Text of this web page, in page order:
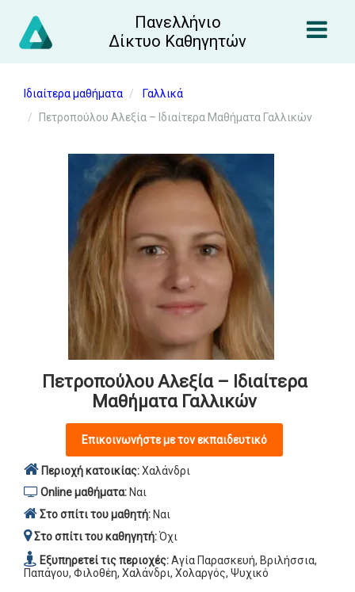
Πανελλήνιο
Δίκτυο Καθηγητών
Ιδιαίτερα μαθήματα
Γαλλικά
Πετροπούλου Αλεξία – Ιδιαίτερα Μαθήματα Γαλλικών
Πετροπούλου Αλεξία – Ιδιαίτερα
Μαθήματα Γαλλικών
Επικοινωνήστε με τον εκπαιδευτικό
Περιοχή κατοικίας:Χαλάνδρι
Online μαθήματα: Ναι
Στο σπίτι του μαθητή: Ναι
Στο σπίτι του καθηγητή:Όχι
Εξυπηρετεί τις περιοχές:Αγία Παρασκευή, Βριλήσσια,
Παπάγου, Φιλοθέη, Χαλάνδρι, Χολαργός, Ψυχικό